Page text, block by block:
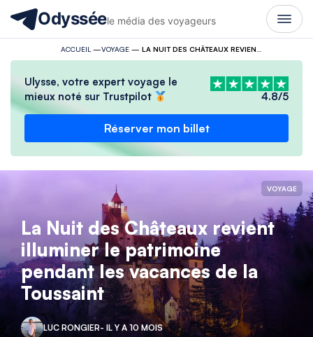
Odysséele média des voyageurs
ACCUEIL —VOYAGE—
Ulysse, votre expert voyage le
mieux noté sur Trustpilot
4.8/5
Réserver mon billet
VOYAGE
La Nuit des Châteaux revient
illuminer le patrimoine
pendant les vacances de la
Toussaint
LUC RONGIER- IL Y A 10 MOIS